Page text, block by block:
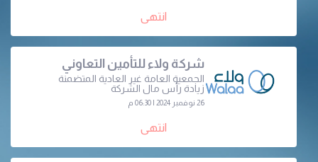
انتهى
شركة ولاء للتأمين التعاوني
الجمعية العامة غير العادية المتضمنة
زيادة رأس مال الشركة
26 نوفمبر 2024 | 06:30 م
انتهى